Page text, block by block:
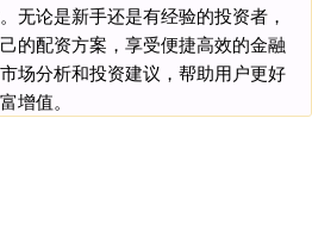
无论是新手还是有经验的投资者，
的配资方案，享受便捷高效的金融
场分析和投资建议，帮助用户更好
增值。